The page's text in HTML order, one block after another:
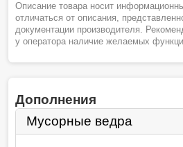
Описание товара носит
отличаться от описания,
документации производителя.
у оператора наличие желаемых
Дополнения
Мусорные ведра